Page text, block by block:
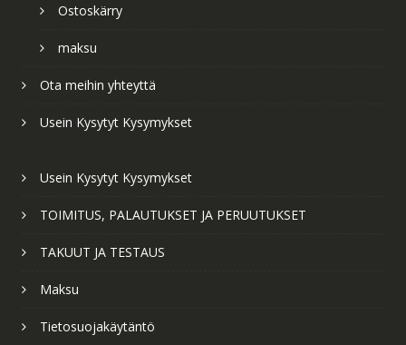
Ostoskärry
maksu
Ota meihin yhteyttä
Usein Kysytyt Kysymykset
Usein Kysytyt Kysymykset
TOIMITUS, PALAUTUKSET JA PERUUTUKSET
TAKUUT JA TESTAUS
Maksu
Tietosuojakäytäntö